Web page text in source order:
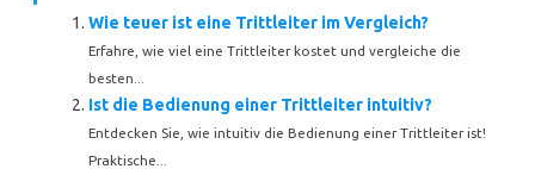
Wie teuer ist eine Trittleiter im Vergleich?
Erfahre, wie viel eine Trittleiter kostet und vergleiche die
besten...
Ist die Bedienung einer Trittleiter intuitiv?
Entdecken Sie, wie intuitiv die Bedienung einer Trittleiter ist!
Praktische...